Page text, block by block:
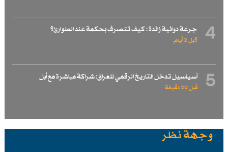
4 جرعة دوائية زائدة : كيف تتصرف بحكمة عند الطوارئ؟
قبل 2 أيام
5 آسياسيل تدخل التاريخ الرقمي للعراق: شراكة مباشرة مع أبل
قبل 20 دقيقة
وجهة نظر